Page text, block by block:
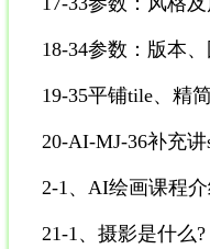
18-34参数：版本
19-35平铺tile、精
20-AI-MJ-36补充讲
2-1、AI绘画课程
21-1、摄影是什么?